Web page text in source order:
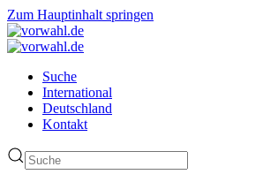
Zum Hauptinhalt springen
Suche
International
Deutschland
Kontakt